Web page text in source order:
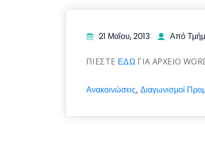
21 Μαΐου, 2013 Από
ΠΙΕΣΤΕ ΕΔΩ ΓΙΑ ΑΡΧΕΙΟ
Ανακοινώσεις, Διαγωνισμοί